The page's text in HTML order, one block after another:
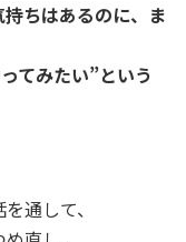
ちはあるのに、ま
てみたい”という
通して、